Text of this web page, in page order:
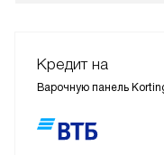
Кредит на
Варочную панель